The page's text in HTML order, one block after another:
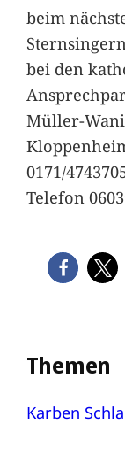
beim
bei den
Müller-
0171/
Telefon
Themen
Karben